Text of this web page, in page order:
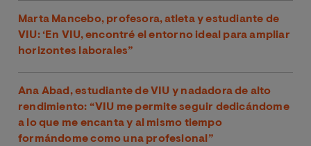
Marta Mancebo, profesora, atleta y estudiante de
VIU: ‘En VIU, encontré el entorno ideal para ampliar
horizontes laborales”
Ana Abad, estudiante de VIU y nadadora de alto
rendimiento: “VIU me permite seguir dedicándome
a lo que me encanta y al mismo tiempo
formándome como una profesional”